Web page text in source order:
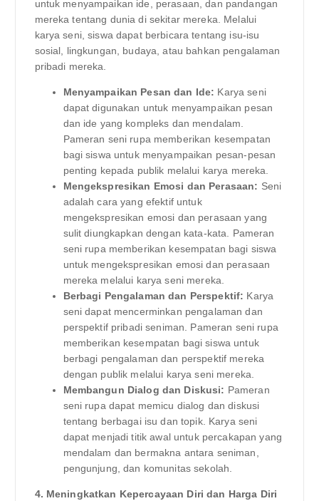
untuk menyampaikan ide, perasaan, dan pandangan
mereka tentang dunia di sekitar mereka. Melalui
karya seni, siswa dapat berbicara tentang isu-isu
sosial, lingkungan, budaya, atau bahkan pengalaman
pribadi mereka.
Menyampaikan Pesan dan Ide: Karya seni
dapat digunakan untuk menyampaikan pesan
dan ide yang kompleks dan mendalam.
Pameran seni rupa memberikan kesempatan
bagi siswa untuk menyampaikan pesan-pesan
penting kepada publik melalui karya mereka.
Mengekspresikan Emosi dan Perasaan: Seni
adalah cara yang efektif untuk
mengekspresikan emosi dan perasaan yang
sulit diungkapkan dengan kata-kata. Pameran
seni rupa memberikan kesempatan bagi siswa
untuk mengekspresikan emosi dan perasaan
mereka melalui karya seni mereka.
Berbagi Pengalaman dan Perspektif: Karya
seni dapat mencerminkan pengalaman dan
perspektif pribadi seniman. Pameran seni rupa
memberikan kesempatan bagi siswa untuk
berbagi pengalaman dan perspektif mereka
dengan publik melalui karya seni mereka.
Membangun Dialog dan Diskusi: Pameran
seni rupa dapat memicu dialog dan diskusi
tentang berbagai isu dan topik. Karya seni
dapat menjadi titik awal untuk percakapan yang
mendalam dan bermakna antara seniman,
pengunjung, dan komunitas sekolah.
4. Meningkatkan Kepercayaan Diri dan Harga Diri